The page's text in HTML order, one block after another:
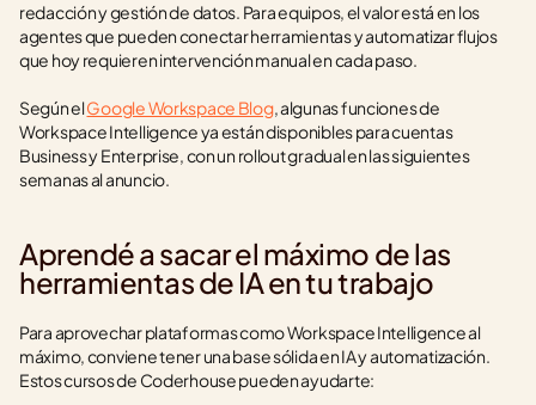
redacción y gestión de datos. Para equipos, el valor está en los
agentes que pueden conectar herramientas y automatizar flujos
que hoy requieren intervención manual en cada paso.
Según el Google Workspace Blog, algunas funciones de
Workspace Intelligence ya están disponibles para cuentas
Business y Enterprise, con un rollout gradual en las siguientes
semanas al anuncio.
Aprendé a sacar el máximo de las
herramientas de IA en tu trabajo
Para aprovechar plataformas como Workspace Intelligence al
máximo, conviene tener una base sólida en IA y automatización.
Estos cursos de Coderhouse pueden ayudarte: